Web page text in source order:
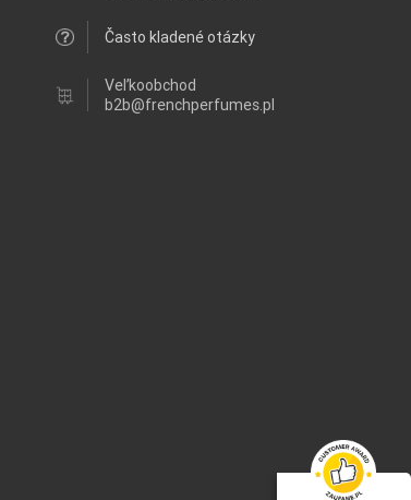
Často kladené otázky
Veľkoobchod
b2b@frenchperfumes.pl